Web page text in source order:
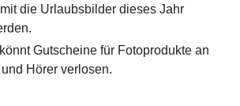
die Urlaubsbilder dieses Jahr
Gutscheine für Fotoprodukte an
Hörer verlosen.